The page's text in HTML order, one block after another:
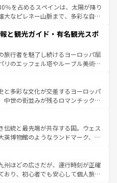
逃せない。観光の合間には、本場の
品のイタリア料理を堪能することも
で、忘れられない旅をしてみよう！
報は
％を占めるスペインは、太陽が降り
大なピレネー山脈まで、多彩な自然
は、情熱的なフラメンコ、熱気あふ
しいタパスが生活の一部となってい
洗練された雰囲気や、バルセロナの
ら、地方では古代ローマ遺跡や中世
土や気候が異なるスペインはその個
性で訪れる人を魅了する。 なお、新着のスペイン情報は コ
てほしい。
と観光ガイド・有名観光スポ
旅行者を魅了し続けるヨーロッパ屈
リのエッフェル塔やルーブル美術館
っている。華麗な宮殿、歴史的な大
そして豊かな自然が、訪れる者を心
フランスは美食の国としても知ら
祥地であるランス、プロヴァンスの
など、多彩な楽しみ方が可能だ。さ
にも魅力が溢れており、どの街角に
それぞれで全く異なる文化を体験で
なお、新着のフランス情報はコンテンツ一覧
と多彩な文化が交差するヨーロッパ
中世の街並みが残るロマンチック街
こを歩いても飽きることがない。ベ
バイエルン州のアルプスの絶景、そ
イン畑といった風景は必見。ビール
してほしい。 なお、新着の
ツ一覧を参照してほしい。
伝統と最先端が共存する国。ウェス
英博物館のようなランドマーク、歴
がある。また、優雅なアフタヌーン
はたまらない英国パブ、サッカー観
そできる体験も豊富。イギリスを旅
州ほどの広さだが、運行時刻が正確
おり、初心者でも安心して個人旅行